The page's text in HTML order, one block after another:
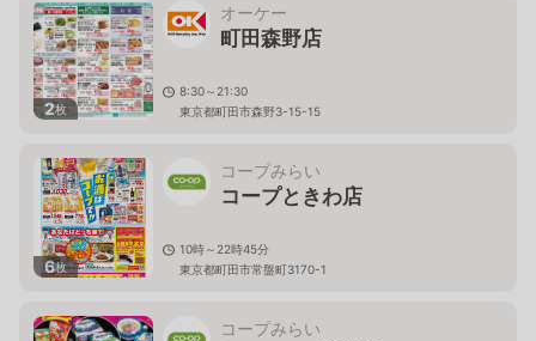
2枚
オーケー
町田森野店
8:30～21:30
東京都町田市森野3-15-15
6枚
コープみらい
コープときわ店
10時～22時45分
東京都町田市常盤町3170-1
コープみらい